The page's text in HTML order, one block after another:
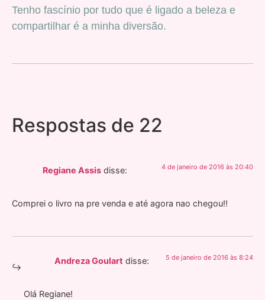
Tenho fascínio por tudo que é ligado a beleza e
compartilhar é a minha diversão.
Respostas de 22
Regiane Assis disse: 4 de janeiro de 2016 às 20:40
Comprei o livro na pre venda e até agora nao chegou!!
Andreza Goulart disse: 5 de janeiro de 2016 às 8:24
Olá Regiane!